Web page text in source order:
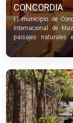
CONCORDIA
El municipio de
Internacional de
paisajes naturales
turísticas.